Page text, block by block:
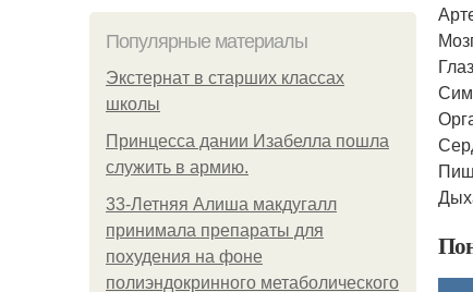
Популярные материалы
Экстернат в старших классах
школы
Принцесса дании Изабелла пошла
служить в армию.
33-Летняя Алиша макдугалл
принимала препараты для
похудения на фоне
полиэндокринного метаболического